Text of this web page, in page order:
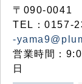
〒090-0041
TEL：0157-
-
営業時間：
日